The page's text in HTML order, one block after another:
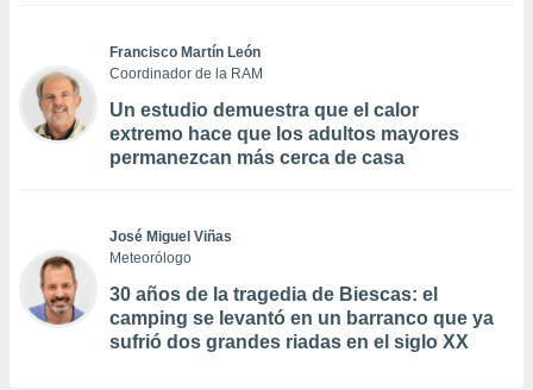
Francisco Martín León
Coordinador de la RAM
Un estudio demuestra que el calor
extremo hace que los adultos mayores
permanezcan más cerca de casa
José Miguel Viñas
Meteorólogo
30 años de la tragedia de Biescas: el
camping se levantó en un barranco que ya
sufrió dos grandes riadas en el siglo XX